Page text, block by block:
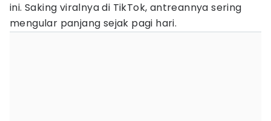
ini. Saking viralnya di TikTok, antreannya sering
mengular panjang sejak pagi hari.